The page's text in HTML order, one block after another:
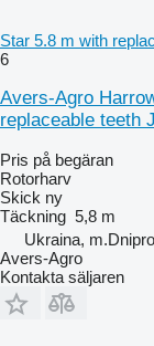
Star 5.8 m with
6
Avers-Agro
replaceable teeth
Pris på begäran
Rotorharv
Skick ny
Täckning 5,8 m
Ukraina, m.Dnipro
Avers-Agro
Kontakta säljaren